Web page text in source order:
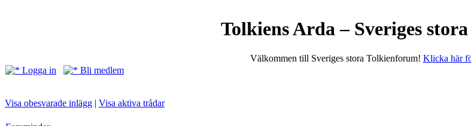
Tolkiens Arda – Sveriges
Välkommen till Sveriges stora Tolkienforum! Klicka här
Logga in
Bli medlem
Visa obesvarade inlägg | Visa aktiva trådar